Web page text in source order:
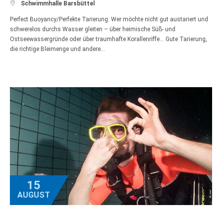
 Schwimmhalle Barsbüttel
Perfect Buoyancy/Perfekte Tarierung. Wer möchte nicht gut austariert und
schwerelos durchs Wasser gleiten – über heimische Süß- und
Ostseewassergründe oder über traumhafte Korallenriffe… Gute Tarierung,
die richtige Bleimenge und andere…
15
AUGUST